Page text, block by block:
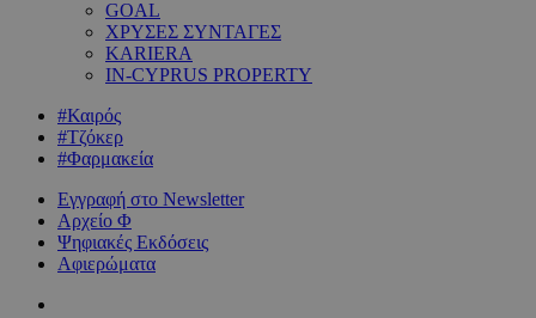
GOAL
ΧΡΥΣΕΣ ΣΥΝΤΑΓΕΣ
KARIERA
IN-CYPRUS PROPERTY
#Καιρός
#Τζόκερ
#Φαρμακεία
Εγγραφή στο Newsletter
Αρχείο Φ
Ψηφιακές Εκδόσεις
Αφιερώματα